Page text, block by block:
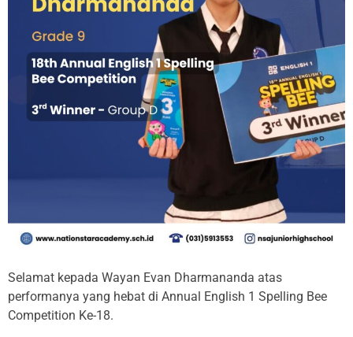
Selamat kepada Wayan Evan Dharmananda atas
performanya yang hebat di Annual English 1 Spelling Bee
Competition Ke-18.